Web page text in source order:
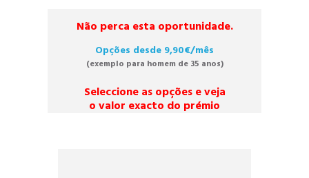
Não perca esta oportunidade.
Opções desde 9,90€/mês
(exemplo para homem de 35 anos)
Seleccione as opções e veja
o valor exacto do prémio